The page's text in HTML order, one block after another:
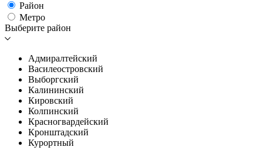
Район
Метро
Выберите район
Адмиралтейский
Василеостровский
Выборгский
Калининский
Кировский
Колпинский
Красногвардейский
Кронштадский
Курортный